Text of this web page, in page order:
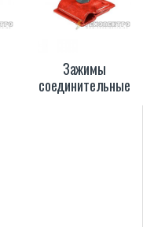
Зажимы
соединительные